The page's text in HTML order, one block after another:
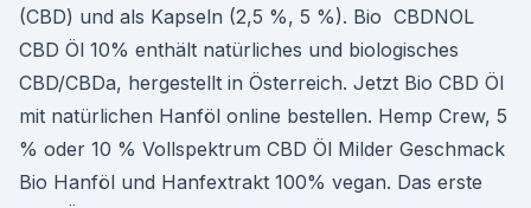
(CBD) und als Kapseln (2,5 %, 5 %). Bio CBDNOL
CBD Öl 10% enthält natürliches und biologisches
CBD/CBDa, hergestellt in Österreich. Jetzt Bio CBD Öl
mit natürlichen Hanföl online bestellen. Hemp Crew, 5
% oder 10 % Vollspektrum CBD Öl Milder Geschmack
Bio Hanföl und Hanfextrakt 100% vegan. Das erste